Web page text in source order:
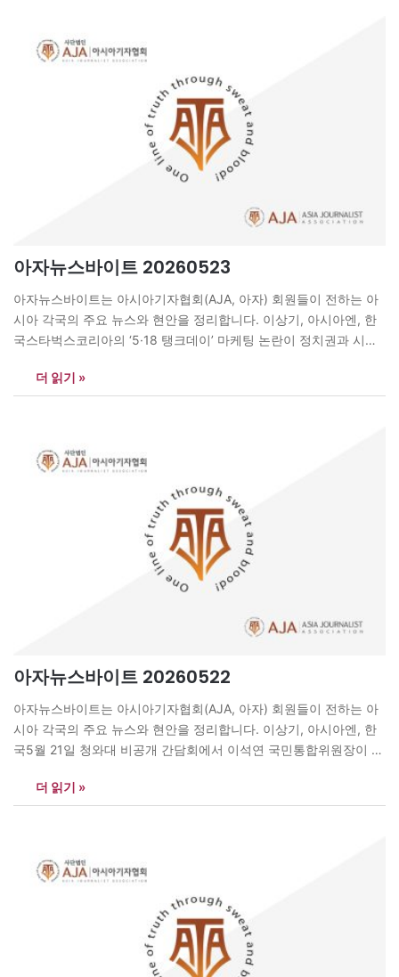
아자뉴스바이트 20260523
아자뉴스바이트는 아시아기자협회(AJA, 아자) 회원들이 전하는 아
시아 각국의 주요 뉴스와 현안을 정리합니다. 이상기, 아시아엔, 한
국스타벅스코리아의 ‘5·18 탱크데이’ 마케팅 논란이 정치권과 시민
텀블러’ 할인 행사에서 ‘5/18’ ‘탱크데이’ ‘책상에 탁!’ 등의 문구가 사
용되자 일부 시민단체와 이용자들은 5·18 민주화운동과 고문치사
더 읽기 »
아자뉴스바이트 20260522
아자뉴스바이트는 아시아기자협회(AJA, 아자) 회원들이 전하는 아
시아 각국의 주요 뉴스와 현안을 정리합니다. 이상기, 아시아엔, 한
국5월 21일 청와대 비공개 간담회에서 이석연 국민통합위원장이 이
해야 한다”고 말했다. 그는 “대통령의 일거수일투족이 국민통합에
큰 영향을 미친다”며 신중한 국정 운영을 주문했다. 또 “정권의 시각
더 읽기 »